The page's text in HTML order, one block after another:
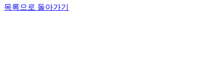
목록으로 돌아가기